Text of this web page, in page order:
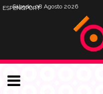
Sábado, 08 Agosto 2026
ESPENGPORT